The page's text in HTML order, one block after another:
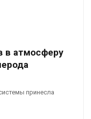
в атмосферу
принесла